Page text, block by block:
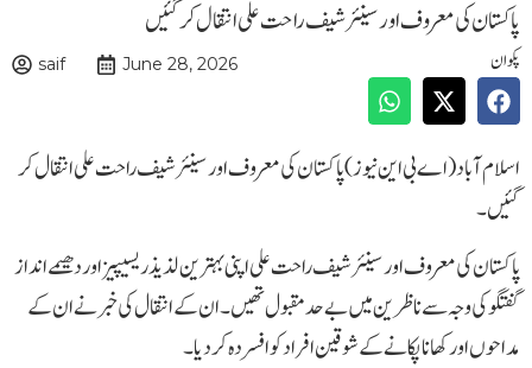
پاکستان کی معروف اور سینئر شیف راحت علی انتقال کر گئیں
پکوان saif June 28, 2026
اسلام آباد(اے بی این نیوز) پاکستان کی معروف اور سینئر شیف راحت علی انتقال کر
گئیں۔
پاکستان کی معروف اور سینئر شیف راحت علی اپنی بہترین لذیذ ریسیپیز اور دھیمے انداز
گفتگو کی وجہ سے ناظرین میں بےحد مقبول تھیں۔ ان کے انتقال کی خبر نے ان کے
مداحوں اور کھانا پکانے کے شوقین افراد کو افسردہ کر دیا۔